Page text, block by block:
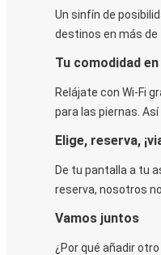
Un sinfín de
destinos en más de
Tu comodidad
Relájate con Wi-Fi
para las piernas.
Elige, reserva,
De tu pantalla a tu
reserva, nosotros
Vamos juntos
¿Por qué añadir